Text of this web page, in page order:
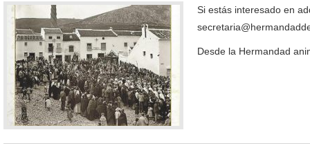
Si estás interesado en
Desde la Hermandad